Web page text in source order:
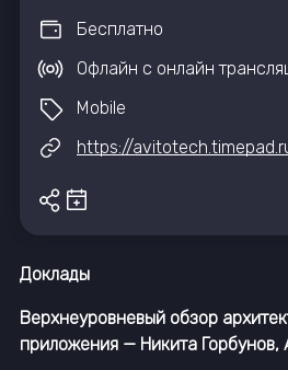
Бесплатно
Офлайн с онлайн
Mobile
https://
Доклады
Верхнеуровневый обзор
приложения — Никита Горбунов,